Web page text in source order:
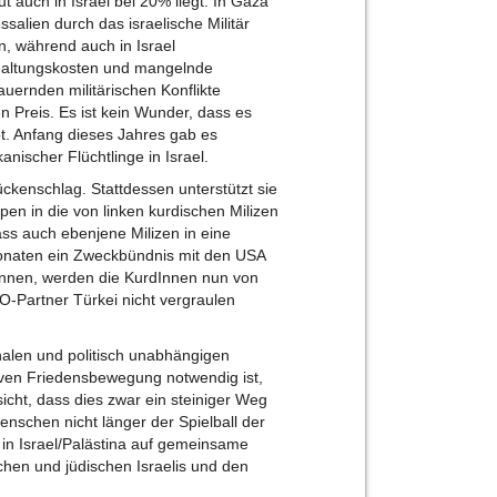
durch das israelische Militär
während auch in Israel
und mangelnde
militärischen Konflikte
Preis. Es ist kein Wunder, dass es
Anfang dieses Jahres gab es
Flüchtlinge in Israel.
Stattdessen unterstützt sie
in die von linken kurdischen Milizen
auch ebenjene Milizen in eine
ein Zweckbündnis mit den USA
werden die KurdInnen nun von
Partner Türkei nicht vergraulen
und politisch unabhängigen
Friedensbewegung notwendig ist,
dass dies zwar ein steiniger Weg
nicht länger der Spielball der
Israel/Palästina auf gemeinsame
und jüdischen Israelis und den